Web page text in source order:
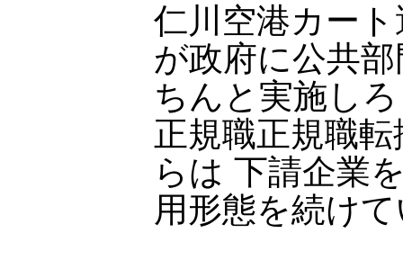
仁川空港カー
が政府に公共
ちんと実施し
正規職正規職
らは 下請企業
用形態を続け